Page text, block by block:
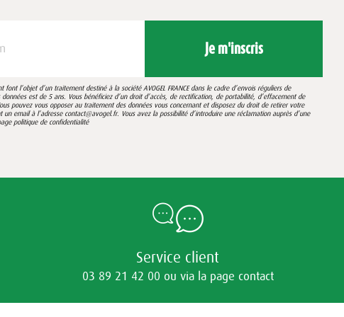
Je m'inscris
l’objet d’un traitement destiné à la société AVOGEL FRANCE dans le cadre d’envois réguliers de
est de 5 ans. Vous bénéficiez d’un droit d’accès, de rectification, de portabilité, d’effacement de
pouvez vous opposer au traitement des données vous concernant et disposez du droit de retirer votre
email à l’adresse contact@avogel.fr. Vous avez la possibilité d’introduire une réclamation auprès d’une
politique de confidentialité
Service client
03 89 21 42 00 ou via la page contact